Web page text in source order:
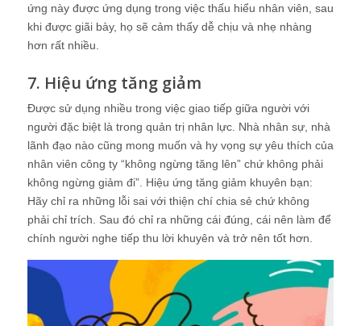
ứng này được ứng dụng trong việc thấu hiểu nhân viên, sau
khi được giãi bày, họ sẽ cảm thấy dễ chịu và nhẹ nhàng
hơn rất nhiều.
7. Hiệu ứng tăng giảm
Được sử dụng nhiều trong việc giao tiếp giữa người với
người đặc biệt là trong quản trị nhân lực. Nhà nhân sự, nhà
lãnh đạo nào cũng mong muốn và hy vọng sự yêu thích của
nhân viên công ty “không ngừng tăng lên” chứ không phải
không ngừng giảm đi”. Hiệu ứng tăng giảm khuyên bạn:
Hãy chỉ ra những lỗi sai với thiện chí chia sẻ chứ không
phải chỉ trích. Sau đó chỉ ra những cái đúng, cái nên làm để
chính người nghe tiếp thu lời khuyên và trở nên tốt hơn.